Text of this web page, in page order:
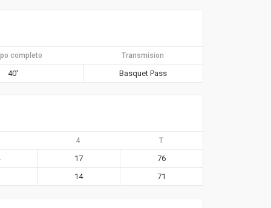
completo Transmision
40′ Basquet Pass
4 T
17
76
14
71